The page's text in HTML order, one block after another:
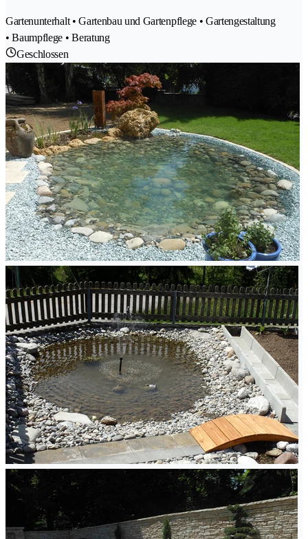
Gartenunterhalt • Gartenbau und Gartenpflege • Gartengestaltung
• Baumpflege • Beratung
Geschlossen